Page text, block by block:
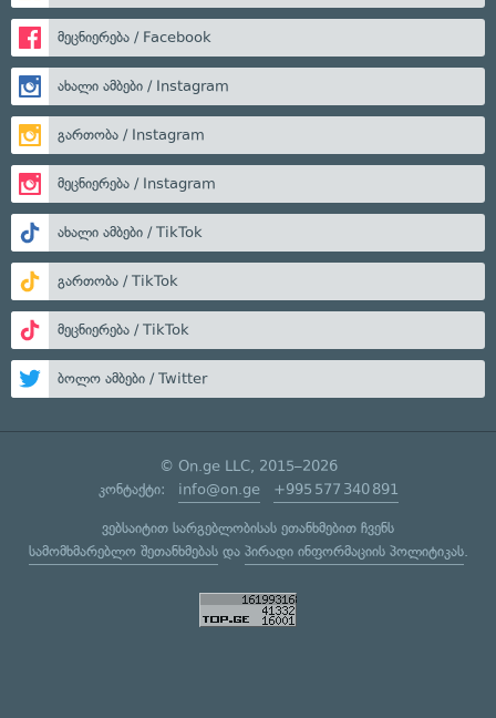
მეცნიერება / Facebook
ახალი ამბები / Instagram
გართობა / Instagram
მეცნიერება / Instagram
ახალი ამბები / TikTok
გართობა / TikTok
მეცნიერება / TikTok
ბოლო ამბები / Twitter
© On.ge LLC, 2015–2026
კონტაქტი: info@on.ge +995 577 340 891
ვებსაიტით სარგებლობისას ეთანხმებით ჩვენს
სამომხმარებლო შეთანხმებასდა პირადი ინფორმაციის პოლიტიკას.